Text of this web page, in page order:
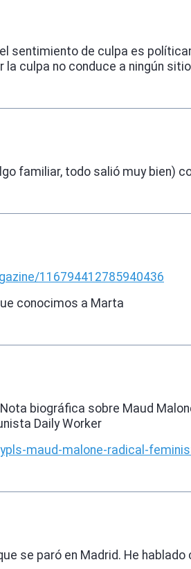
sentimiento de culpa es
culpa no conduce a ningún
familiar, todo salió muy bien)
e/116794412785940436
conocimos a Marta
biográfica sobre Maud
Daily Worker
-maud-malone-radical-
se paró en Madrid. He